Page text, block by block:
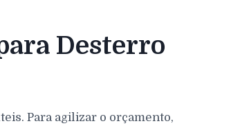
Desterro
Para agilizar o orçamento,